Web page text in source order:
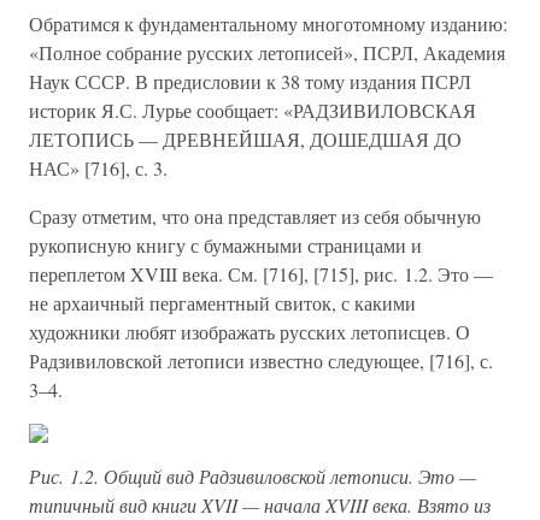
Обратимся к фундаментальному многотомному изданию:
«Полное собрание русских летописей», ПСРЛ, Академия
Наук СССР. В предисловии к 38 тому издания ПСРЛ
историк Я.С. Лурье сообщает: «РАДЗИВИЛОВСКАЯ
ЛЕТОПИСЬ — ДРЕВНЕЙШАЯ, ДОШЕДШАЯ ДО
НАС» [716], с. 3.
Сразу отметим, что она представляет из себя обычную
рукописную книгу с бумажными страницами и
переплетом XVIII века. См. [716], [715], рис. 1.2. Это —
не архаичный пергаментный свиток, с какими
художники любят изображать русских летописцев. О
Радзивиловской летописи известно следующее, [716], с.
3–4.
Рис. 1.2. Общий вид Радзивиловской летописи. Это —
типичный вид книги XVII — начала XVIII века. Взято из